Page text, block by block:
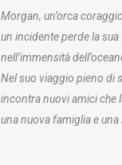
Morgan, un’orca
un incidente perde la
nell’immensità
Nel suo viaggio pieno di
incontra nuovi amici che
una nuova famiglia e una
#FORMENTERAFILM